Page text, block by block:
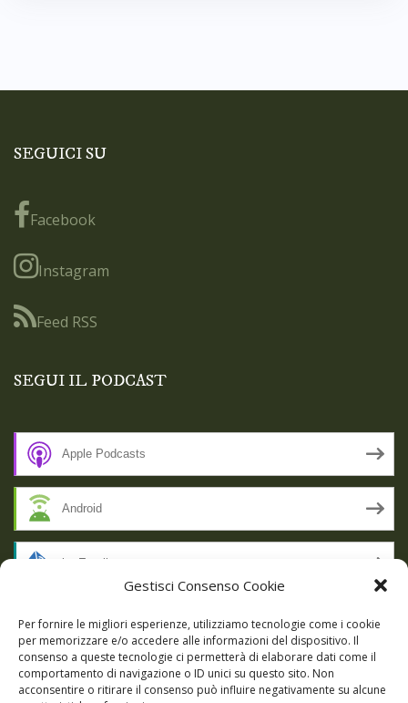
Gestisci Consenso Cookie
Per fornire le migliori esperienze, utilizziamo tecnologie come i cookie
per memorizzare e/o accedere alle informazioni del dispositivo. Il
consenso a queste tecnologie ci permetterà di elaborare dati come il
comportamento di navigazione o ID unici su questo sito. Non
acconsentire o ritirare il consenso può influire negativamente su alcune
SEGUICI SU
Facebook
Instagram
Feed RSS
SEGUI IL PODCAST
Apple Podcasts
Android
by Email
RSS
SSL SECURE